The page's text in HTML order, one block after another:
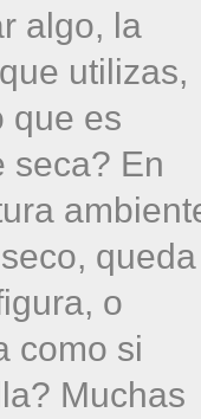
algo, la
utilizas,
que es
seca? En
queda
o
como si
Muchas